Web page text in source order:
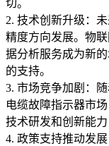
切。
2. 技术创新升级：
精度方向发展。物
据分析服务成为新
的支持。
3. 市场竞争加剧：
电缆故障指示器市
技术研发和创新能
4. 政策支持推动发